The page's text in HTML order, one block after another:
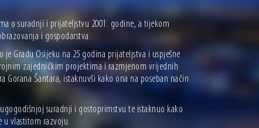
o suradnji i prijateljstvu 2001. godine, a tijekom
i gospodarstva.
Gradu Osijeku na 25 godina prijateljstva i uspješne
zajedničkim projektima i razmjenom vrijednih
Šantara, istaknuvši kako ona na poseban način
suradnji i gostoprimstvu te istaknuo kako
u vlastitom razvoju.